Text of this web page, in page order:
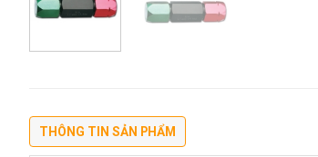
THÔNG TIN SẢN PHẨM